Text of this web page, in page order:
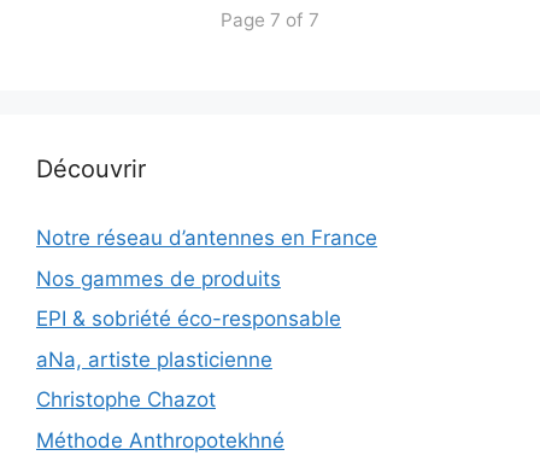
Page 7 of 7
Découvrir
Notre réseau d’antennes en France
Nos gammes de produits
EPI & sobriété éco-responsable
aNa, artiste plasticienne
Christophe Chazot
Méthode Anthropotekhné